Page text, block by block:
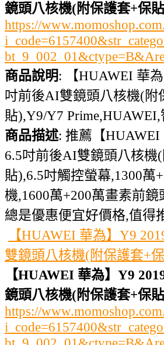
鏡頭八核機(附保護套+保
https://
商品說明: 【HUAWEI 華
吋前後AI雙鏡頭八核機(附
貼),Y9/Y7
商品描述: 推薦【HUAWEI
6.5吋前後AI雙鏡頭八核機
貼),6.5吋觸控螢幕,1300萬
機,1600萬+200萬畫素前鏡
總是優惠便宜好價格,值得
【HUAWEI 華為】Y9
雙鏡頭八核機(附保護套+
【HUAWEI 華為】Y9
鏡頭八核機(附保護套+保
https://